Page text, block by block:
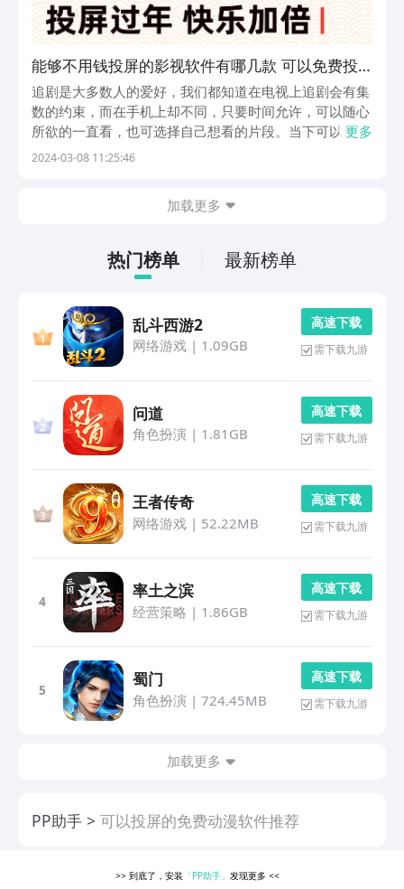
能够不用钱投屏的影视软件有哪几款 可以免费投
屏的影视app分享
追剧是大多数人的爱好，我们都知道在电视上追剧会有集
数的约束，而在手机上却不同，只要时间允许，可以随心
所欲的一直看，也可选择自己想看的片段。当下可以免费
投屏的影视软件有哪些?如果认为手机追剧屏幕比较小，
更多
2024-03-08 11:25:46
加载更多
热门榜单 最新榜单
乱斗西游2
网络游戏| 1.09GB
高 速 下 载
需下载九游
问道
角色扮演 | 1.81GB
高 速 下 载
需下载九游
王者传奇
网络游戏| 52.22MB
高 速 下 载
需下载九游
4
率土之滨
经营策略 | 1.86GB
高 速 下 载
需下载九游
5
蜀门
角色扮演 | 724.45MB
高 速 下 载
需下载九游
加载更多
PP助手 可以投屏的免费动漫软件推荐
>> 到底了，安装 「PP助手」 发现更多<<